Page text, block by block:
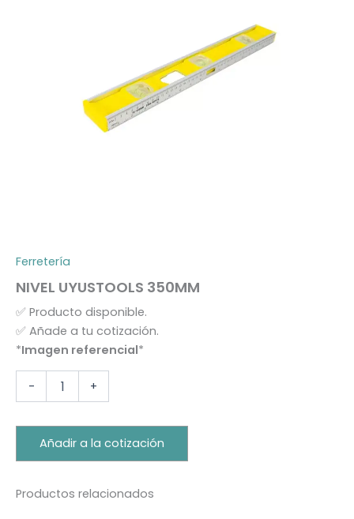
Ferretería
NIVEL UYUSTOOLS 350MM
✅ Producto disponible.
✅ Añade a tu cotización.
*Imagen referencial*
- +
Añadir a la cotización
Productos relacionados